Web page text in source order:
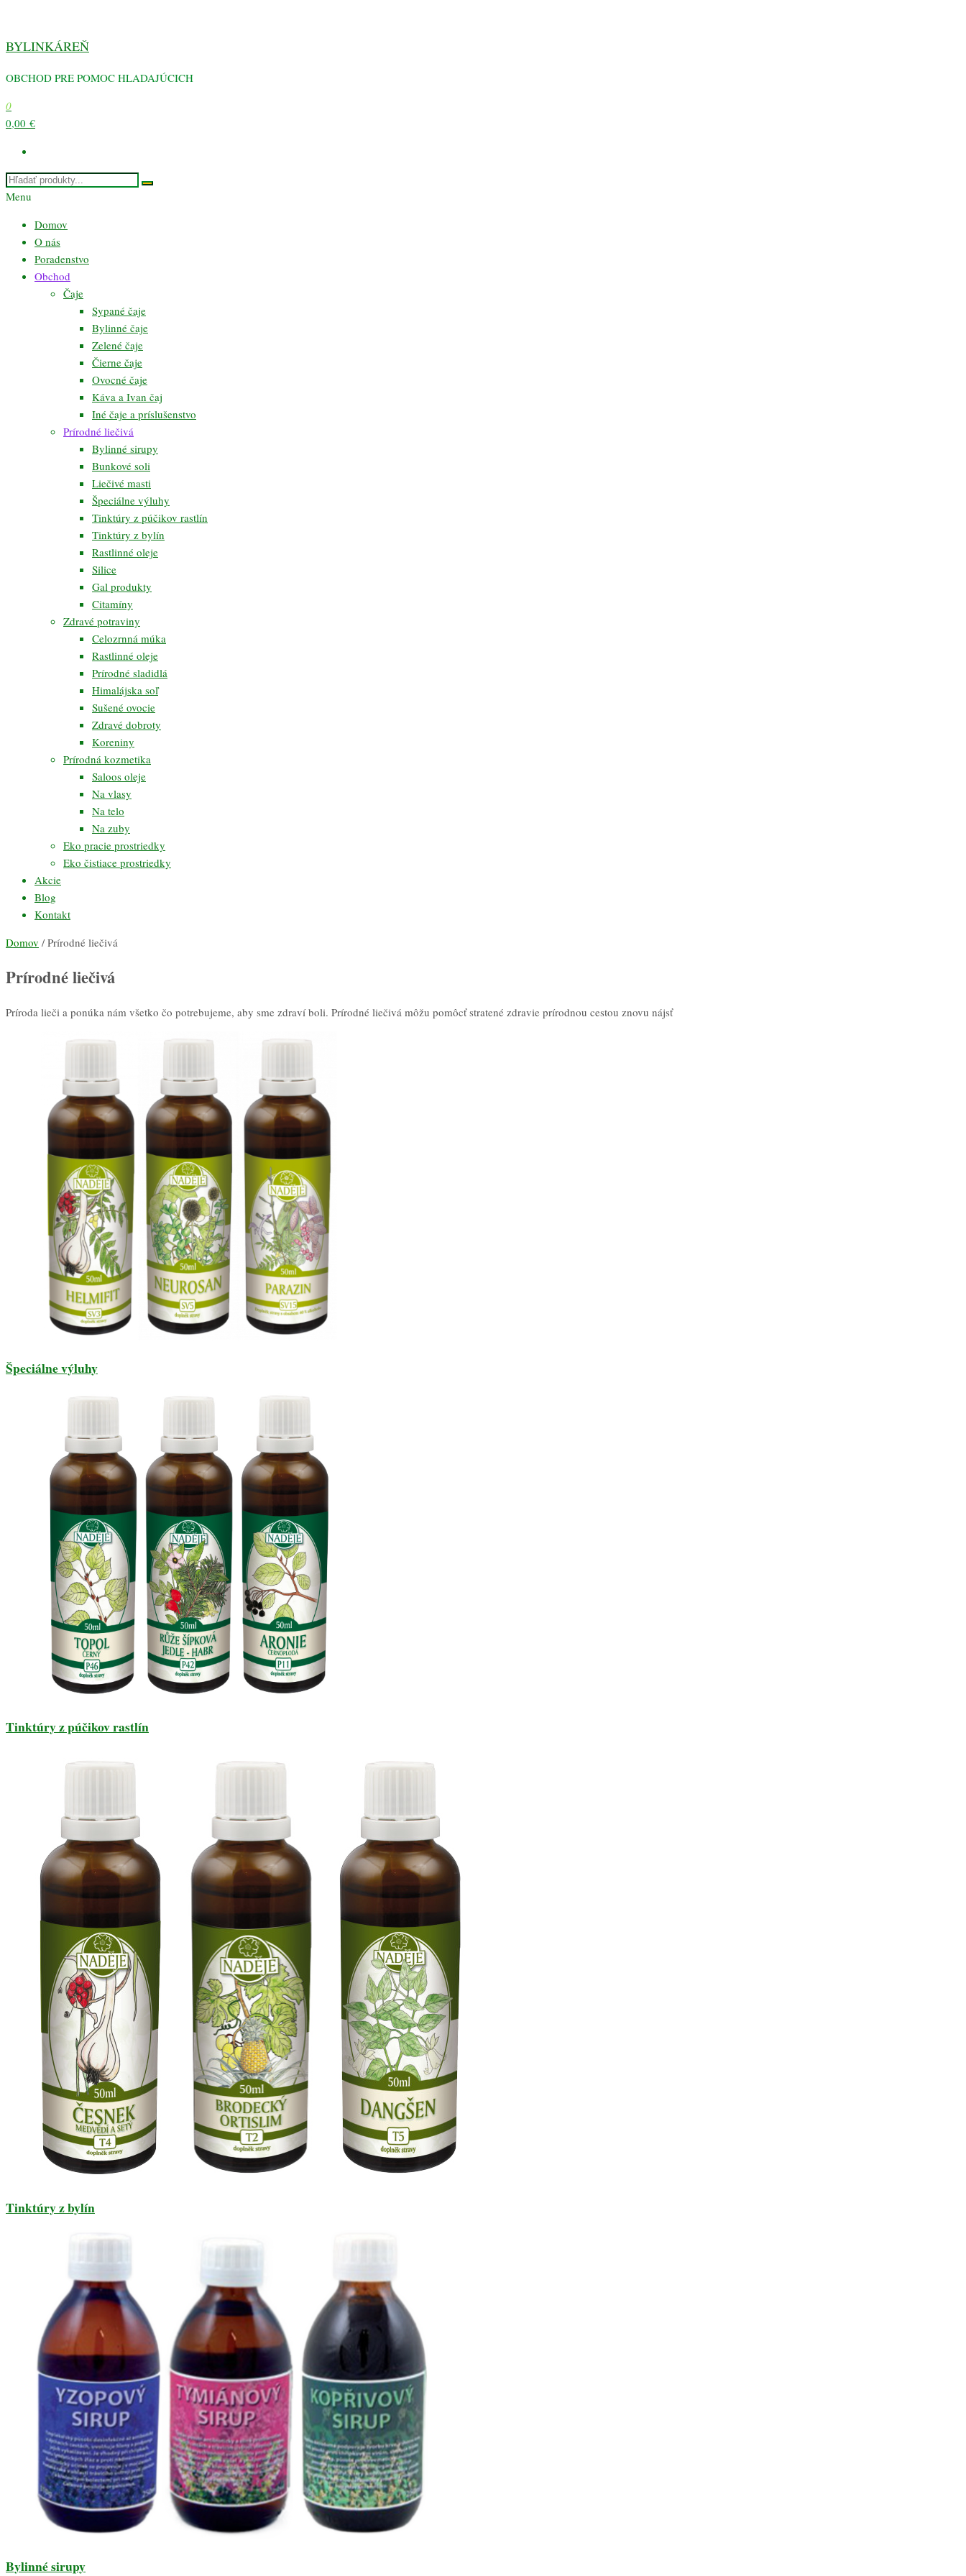
obsah
BYLINKÁREŇ
OBCHOD PRE POMOC HLADAJÚCICH
0
0,00 €
Menu
Domov
O nás
Poradenstvo
Obchod
Čaje
Sypané čaje
Bylinné čaje
Zelené čaje
Čierne čaje
Ovocné čaje
Káva a Ivan čaj
Iné čaje a príslušenstvo
Prírodné liečivá
Bylinné sirupy
Bunkové soli
Liečivé masti
Špeciálne výluhy
Tinktúry z púčikov rastlín
Tinktúry z bylín
Rastlinné oleje
Silice
Gal produkty
Citamíny
Zdravé potraviny
Celozrnná múka
Rastlinné oleje
Prírodné sladidlá
Himalájska soľ
Sušené ovocie
Zdravé dobroty
Koreniny
Prírodná kozmetika
Saloos oleje
Na vlasy
Na telo
Na zuby
Eko pracie prostriedky
Eko čistiace prostriedky
Akcie
Blog
Kontakt
Domov / Prírodné liečivá
Prírodné liečivá
Príroda lieči a ponúka nám všetko čo potrebujeme, aby sme zdraví boli. Prírodné liečivá môžu pomôcť stratené zdravie prírodnou cestou znovu nájsť
Špeciálne výluhy
Tinktúry z púčikov rastlín
Tinktúry z bylín
Bylinné sirupy